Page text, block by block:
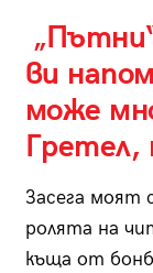
ви
може
Засега моят
ролята на
къща от